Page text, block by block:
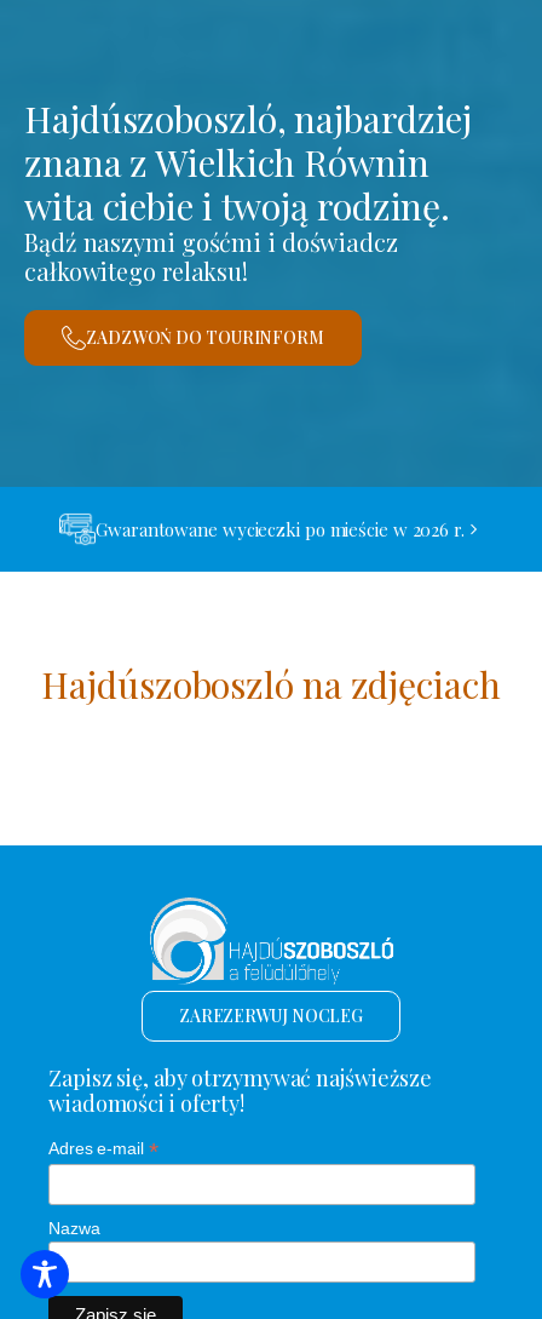
Hajdúszoboszló, najbardziej
znana z Wielkich Równin
wita ciebie i twoją rodzinę.
Bądź naszymi gośćmi i doświadcz
całkowitego relaksu!
ZADZWOŃ DO TOURINFORM
Gwarantowane wycieczki po mieście w 2026 r.
Hajdúszoboszló na zdjęciach
WYSZUKIWANIE ZAKWATEROWANIA
ZAREZERWUJ NOCLEG
Zapisz się, aby otrzymywać najświeższe
wiadomości i oferty!
Adres e-mail *
Nazwa